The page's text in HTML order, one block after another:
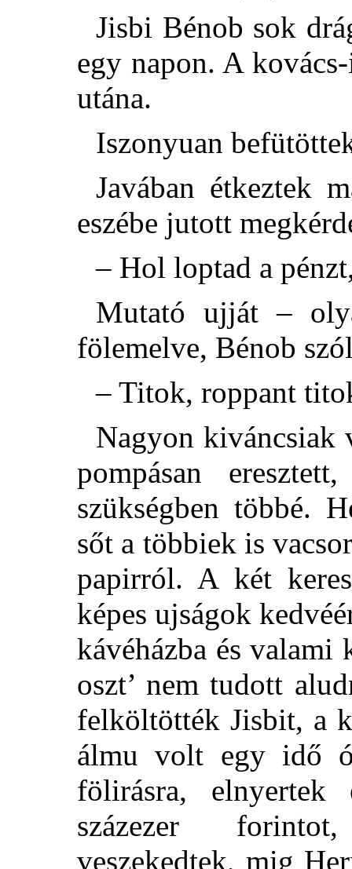
Jisbi Bénob sok
egy napon. A
utána.
Iszonyuan
Javában étkeztek
eszébe jutott
– Hol loptad a
Mutató ujját –
fölemelve, Bénob
– Titok, roppant
Nagyon
pompásan
szükségben többé.
sőt a többiek is
papirról. A két
képes ujságok
kávéházba és
oszt’ nem tudott
felköltötték Jisbit, a
álmu volt egy idő
fölirásra,
százezer
veszekedtek, mig